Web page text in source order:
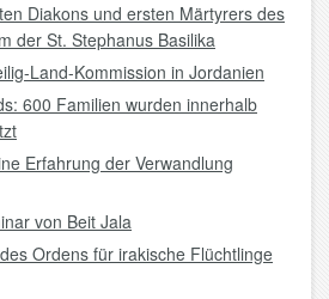
Diakons und ersten Märtyrers des
der St. Stephanus Basilika
Land-Kommission in Jordanien
600 Familien wurden innerhalb
Erfahrung der Verwandlung
von Beit Jala
Ordens für irakische Flüchtlinge